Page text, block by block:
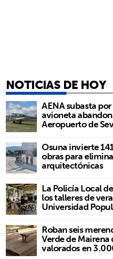
NOTICIAS DE HOY
AENA subasta
avioneta
Aeropuerto de
Osuna invierte
obras para
arquitectónicas
La Policía Local
los talleres de
Universidad
Roban seis
Verde de
valorados en